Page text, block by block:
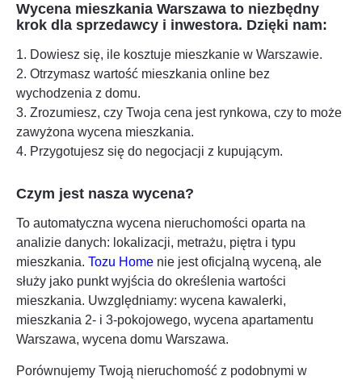
Wycena mieszkania Warszawa to niezbędny
krok dla sprzedawcy i inwestora. Dzięki nam:
1. Dowiesz się, ile kosztuje mieszkanie w Warszawie.
2. Otrzymasz wartość mieszkania online bez
wychodzenia z domu.
3. Zrozumiesz, czy Twoja cena jest rynkowa, czy to może
zawyżona wycena mieszkania.
4. Przygotujesz się do negocjacji z kupującym.
Czym jest nasza wycena?
To automatyczna wycena nieruchomości oparta na
analizie danych: lokalizacji, metrażu, piętra i typu
mieszkania. Tozu Home nie jest oficjalną wyceną, ale
służy jako punkt wyjścia do określenia wartości
mieszkania. Uwzględniamy: wycena kawalerki,
mieszkania 2- i 3-pokojowego, wycena apartamentu
Warszawa, wycena domu Warszawa.
Porównujemy Twoją nieruchomość z podobnymi w